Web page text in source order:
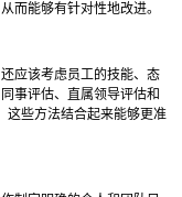
而能够有针对性地改进。
应该考虑员工的技能、态
事评估、直属领导评估和
这些方法结合起来能够更准